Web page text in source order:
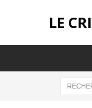
LE